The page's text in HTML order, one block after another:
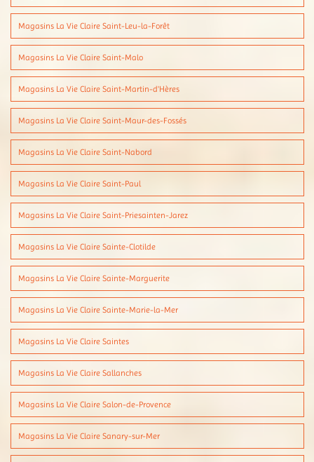
Magasins La Vie Claire Saint-Leu-la-Forêt
Magasins La Vie Claire Saint-Malo
Magasins La Vie Claire Saint-Martin-d'Hères
Magasins La Vie Claire Saint-Maur-des-Fossés
Magasins La Vie Claire Saint-Nabord
Magasins La Vie Claire Saint-Paul
Magasins La Vie Claire Saint-Priesainten-Jarez
Magasins La Vie Claire Sainte-Clotilde
Magasins La Vie Claire Sainte-Marguerite
Magasins La Vie Claire Sainte-Marie-la-Mer
Magasins La Vie Claire Saintes
Magasins La Vie Claire Sallanches
Magasins La Vie Claire Salon-de-Provence
Magasins La Vie Claire Sanary-sur-Mer